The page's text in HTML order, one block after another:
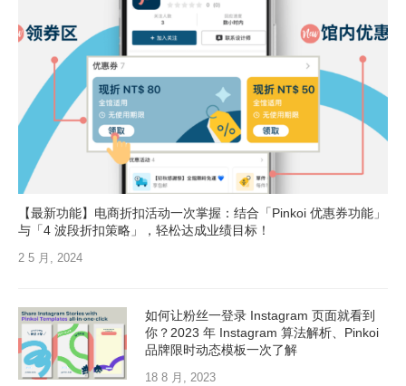
【最新功能】电商折扣活动一次掌握：结合「Pinkoi 优惠券功能」
与「4 波段折扣策略」，轻松达成业绩目标！
2 5 月, 2024
如何让粉丝一登录 Instagram 页面就看到
你？2023 年 Instagram 算法解析、Pinkoi
品牌限时动态模板一次了解
18 8 月, 2023